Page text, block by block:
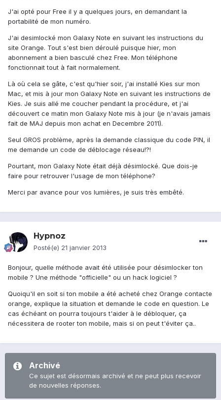
J'ai opté pour Free il y a quelques jours, en demandant la
portabilité de mon numéro.
J'ai desimlocké mon Galaxy Note en suivant les instructions du
site Orange. Tout s'est bien déroulé puisque hier, mon
abonnement a bien basculé chez Free. Mon téléphone
fonctionnait tout à fait normalement.
Là où cela se gâte, c'est qu'hier soir, j'ai installé Kies sur mon
Mac, et mis à jour mon Galaxy Note en suivant les instructions de
Kies. Je suis allé me coucher pendant la procédure, et j'ai
découvert ce matin mon Galaxy Note mis à jour (je n'avais jamais
fait de MAJ depuis mon achat en Decembre 2011).
Seul GROS problème, après la demande classique du code PIN, il
me demande un code de déblocage réseau!?!
Pourtant, mon Galaxy Note était déjà désimlocké. Que dois-je
faire pour retrouver l'usage de mon téléphone?
Merci par avance pour vos lumières, je suis très embêté.
Hypnoz
Posté(e) 21 janvier 2013
Bonjour, quelle méthode avait été utilisée pour désimlocker ton
mobile ? Une méthode "officielle" ou un hack logiciel ?
Quoiqu'il en soit si ton mobile a été acheté chez Orange contacte
orange, explique la situation et demande le code en question. Le
cas échéant on pourra toujours t'aider à le débloquer, ça
nécessitera de rooter ton mobile, mais si on peut t'éviter ça..
Archivé
Ce sujet est désormais archivé et ne peut plus recevoir
de nouvelles réponses.